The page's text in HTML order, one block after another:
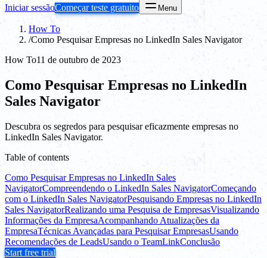
Iniciar sessãoComeçar teste gratuito Menu
How To
/Como Pesquisar Empresas no LinkedIn Sales Navigator
How To11 de outubro de 2023
Como Pesquisar Empresas no LinkedIn
Sales Navigator
Descubra os segredos para pesquisar eficazmente empresas no
LinkedIn Sales Navigator.
Table of contents
Como Pesquisar Empresas no LinkedIn Sales
NavigatorCompreendendo o LinkedIn Sales NavigatorComeçando
com o LinkedIn Sales NavigatorPesquisando Empresas no LinkedIn
Sales NavigatorRealizando uma Pesquisa de EmpresasVisualizando
Informações da EmpresaAcompanhando Atualizações da
EmpresaTécnicas Avançadas para Pesquisar EmpresasUsando
Recomendações de LeadsUsando o TeamLinkConclusão
Start free trial